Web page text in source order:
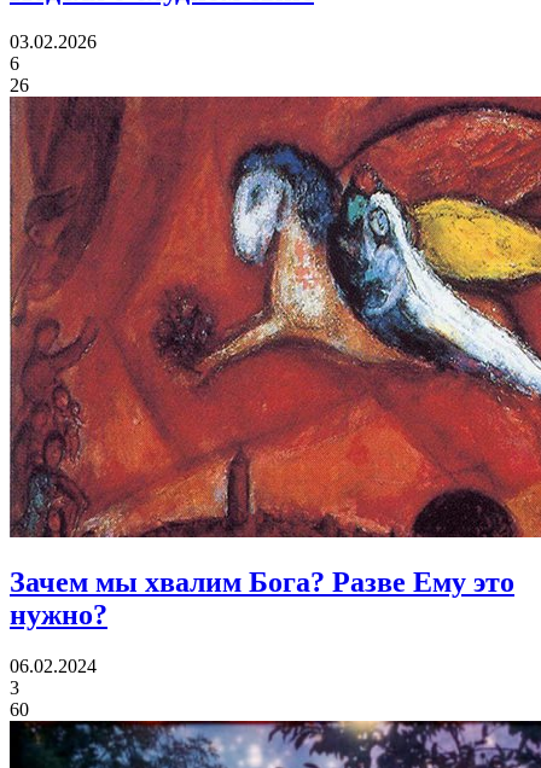
03.02.2026
6
26
Зачем мы хвалим Бога? Разве Ему это
нужно?
06.02.2024
3
60